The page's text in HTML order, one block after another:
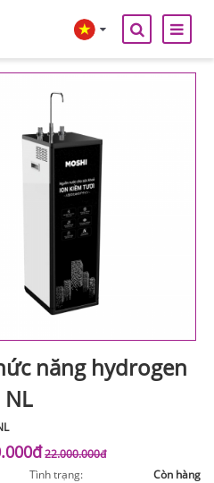
năng hydrogen
22.000.000đ
Tình trạng: Còn hàng